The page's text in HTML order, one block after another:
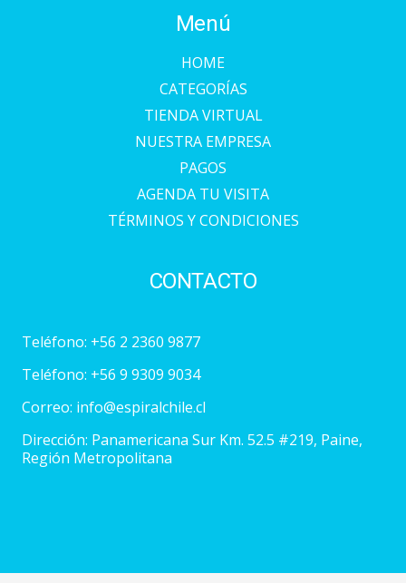
Menú
HOME
CATEGORÍAS
TIENDA VIRTUAL
NUESTRA EMPRESA
PAGOS
AGENDA TU VISITA
TÉRMINOS Y CONDICIONES
CONTACTO
Teléfono: +56 2 2360 9877
Teléfono: +56 9 9309 9034
Correo: info@espiralchile.cl
Dirección: Panamericana Sur Km. 52.5 #219, Paine,
Región Metropolitana